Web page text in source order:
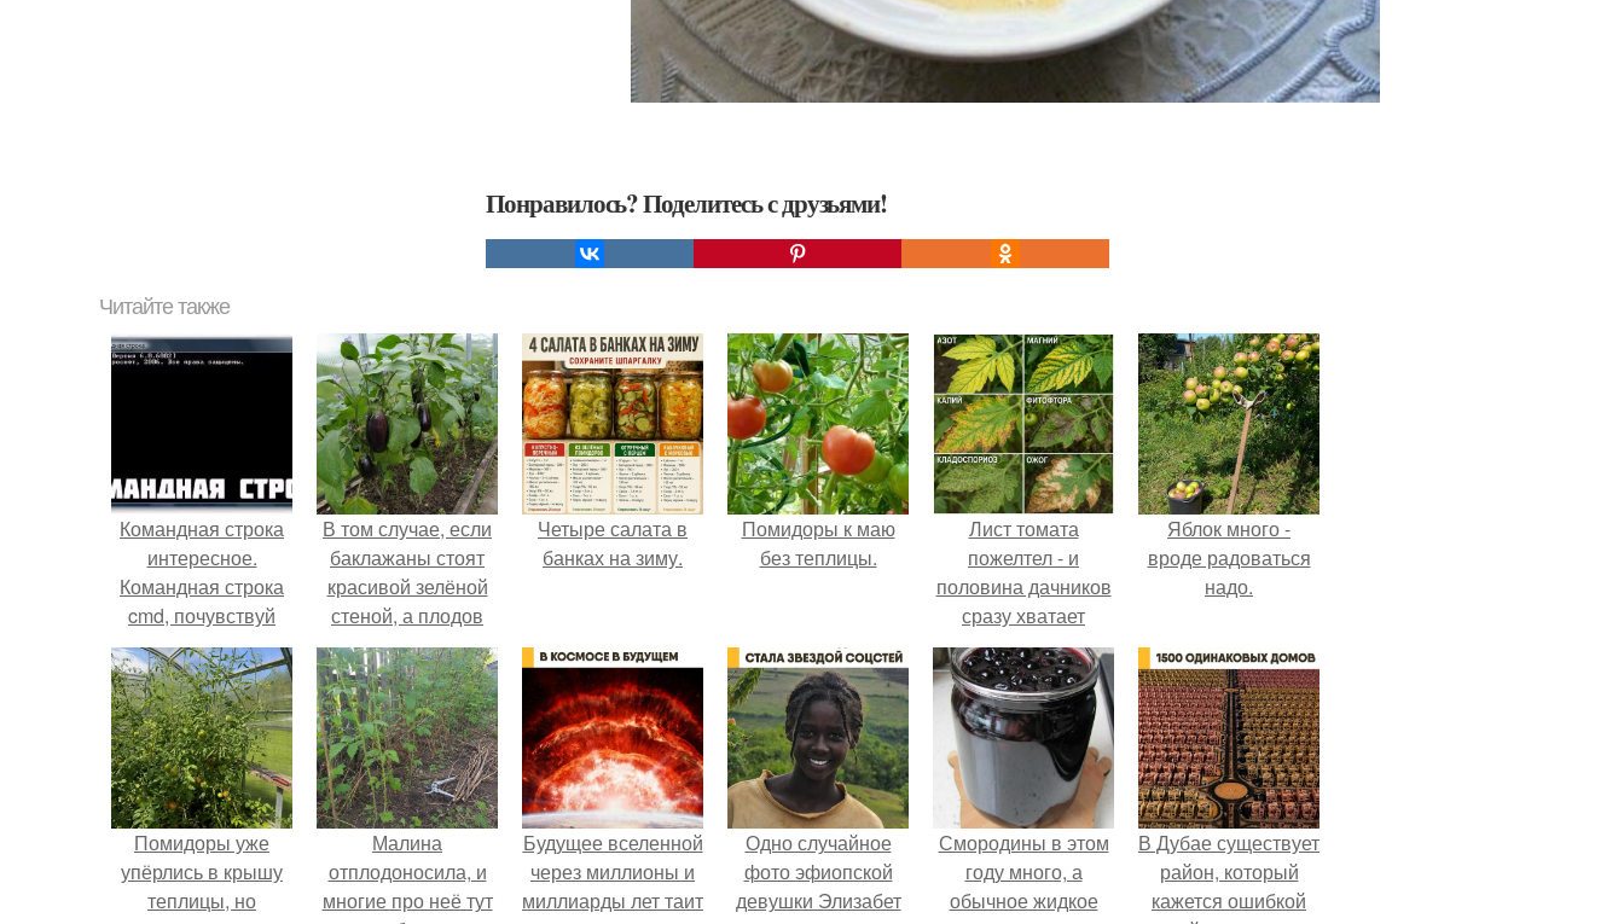
Понравилось? Поделитесь с друзьями!
Читайте также
Командная строка
интересное.
Командная строка
cmd, почувствуй
себя хакером.
В том случае, если
баклажаны стоят
красивой зелёной
стеной, а плодов
почти не видно -
радоваться тут
нечему.
Четыре салата в
банках на зиму.
Помидоры к маю
без теплицы.
Лист томата
пожелтел - и
половина дачников
сразу хватает
удобрение.
Яблок много -
вроде радоваться
надо.
Помидоры уже
упёрлись в крышу
теплицы, но
Малина
отплодоносила, и
многие про неё тут
Будущее вселенной
через миллионы и
миллиарды лет таит
Одно случайное
фото эфиопской
девушки Элизабет
Смородины в этом
году много, а
обычное жидкое
В Дубае существует
район, который
кажется ошибкой